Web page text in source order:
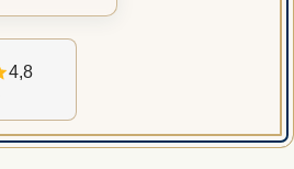
4,8